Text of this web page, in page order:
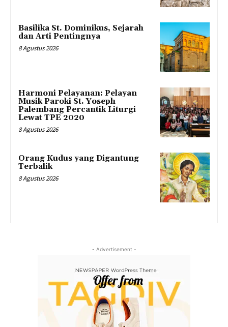
Basilika St. Dominikus, Sejarah
dan Arti Pentingnya
8 Agustus 2026
Harmoni Pelayanan: Pelayan
Musik Paroki St. Yoseph
Palembang Percantik Liturgi
Lewat TPE 2020
8 Agustus 2026
Orang Kudus yang Digantung
Terbalik
8 Agustus 2026
- Advertisement -